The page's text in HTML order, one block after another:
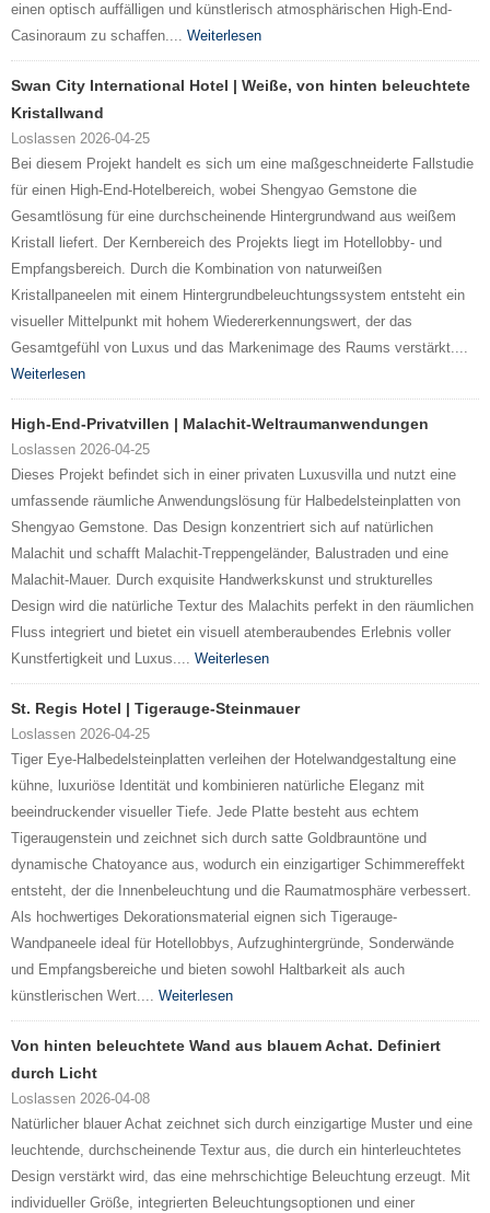
einen optisch auffälligen und künstlerisch atmosphärischen High-End-
Casinoraum zu schaffen.... Weiterlesen
Swan City International Hotel | Weiße, von hinten beleuchtete
Kristallwand
Loslassen 2026-04-25
Bei diesem Projekt handelt es sich um eine maßgeschneiderte Fallstudie
für einen High-End-Hotelbereich, wobei Shengyao Gemstone die
Gesamtlösung für eine durchscheinende Hintergrundwand aus weißem
Kristall liefert. Der Kernbereich des Projekts liegt im Hotellobby- und
Empfangsbereich. Durch die Kombination von naturweißen
Kristallpaneelen mit einem Hintergrundbeleuchtungssystem entsteht ein
visueller Mittelpunkt mit hohem Wiedererkennungswert, der das
Gesamtgefühl von Luxus und das Markenimage des Raums verstärkt....
Weiterlesen
High-End-Privatvillen | Malachit-Weltraumanwendungen
Loslassen 2026-04-25
Dieses Projekt befindet sich in einer privaten Luxusvilla und nutzt eine
umfassende räumliche Anwendungslösung für Halbedelsteinplatten von
Shengyao Gemstone. Das Design konzentriert sich auf natürlichen
Malachit und schafft Malachit-Treppengeländer, Balustraden und eine
Malachit-Mauer. Durch exquisite Handwerkskunst und strukturelles
Design wird die natürliche Textur des Malachits perfekt in den räumlichen
Fluss integriert und bietet ein visuell atemberaubendes Erlebnis voller
Kunstfertigkeit und Luxus.... Weiterlesen
St. Regis Hotel | Tigerauge-Steinmauer
Loslassen 2026-04-25
Tiger Eye-Halbedelsteinplatten verleihen der Hotelwandgestaltung eine
kühne, luxuriöse Identität und kombinieren natürliche Eleganz mit
beeindruckender visueller Tiefe. Jede Platte besteht aus echtem
Tigeraugenstein und zeichnet sich durch satte Goldbrauntöne und
dynamische Chatoyance aus, wodurch ein einzigartiger Schimmereffekt
entsteht, der die Innenbeleuchtung und die Raumatmosphäre verbessert.
Als hochwertiges Dekorationsmaterial eignen sich Tigerauge-
Wandpaneele ideal für Hotellobbys, Aufzughintergründe, Sonderwände
und Empfangsbereiche und bieten sowohl Haltbarkeit als auch
künstlerischen Wert.... Weiterlesen
Von hinten beleuchtete Wand aus blauem Achat. Definiert
durch Licht
Loslassen 2026-04-08
Natürlicher blauer Achat zeichnet sich durch einzigartige Muster und eine
leuchtende, durchscheinende Textur aus, die durch ein hinterleuchtetes
Design verstärkt wird, das eine mehrschichtige Beleuchtung erzeugt. Mit
individueller Größe, integrierten Beleuchtungsoptionen und einer